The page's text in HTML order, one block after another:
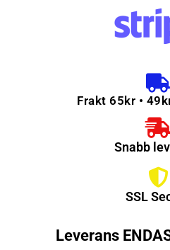
Frakt 65kr •
Snabb
SSL
Leverans